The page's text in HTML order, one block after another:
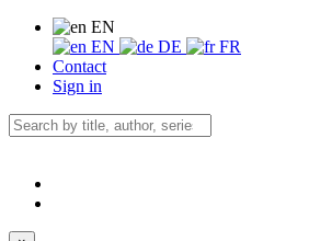
EN
EN
DE
FR
Contact
Sign in